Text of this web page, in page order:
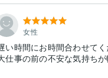
女性
い時間にお時間合わせて